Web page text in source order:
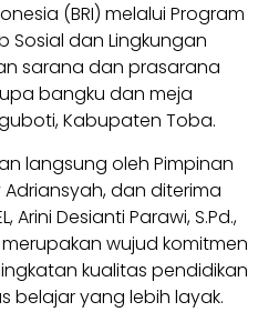
(BRI) melalui Program
Sosial dan Lingkungan
sarana dan prasarana
bangku dan meja
Kabupaten Toba.
langsung oleh Pimpinan
Adriansyah, dan diterima
Arini Desianti Parawi, S.Pd.,
wujud komitmen
kualitas pendidikan
belajar yang lebih layak.